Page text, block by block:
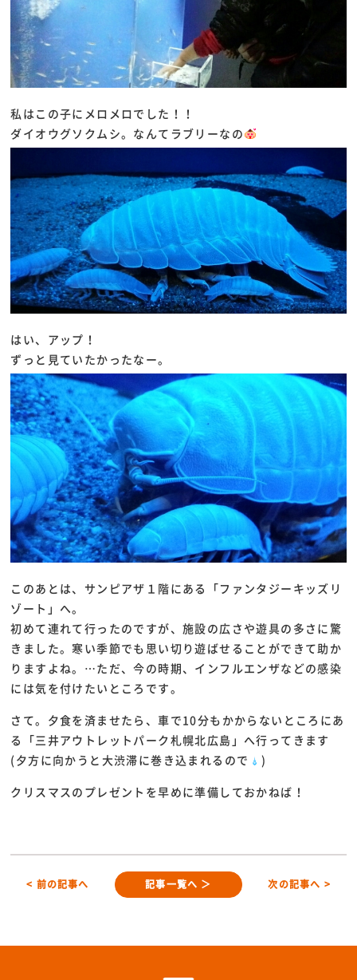
私はこの子にメロメロでした！！
ダイオウグソクムシ。なんてラブリーなの
はい、アップ！
ずっと見ていたかったなー。
このあとは、サンピアザ１階にある「ファンタジーキッズリ
ゾート」へ。
初めて連れて行ったのですが、施設の広さや遊具の多さに驚
きました。寒い季節でも思い切り遊ばせることができて助か
りますよね。…ただ、今の時期、インフルエンザなどの感染
には気を付けたいところです。
さて。夕食を済ませたら、車で10分もかからないところにあ
る「三井アウトレットパーク札幌北広島」へ行ってきます
(夕方に向かうと大渋滞に巻き込まれるので
)
クリスマスのプレゼントを早めに準備しておかねば！
< 前の記事へ 記事一覧へ ＞ 次の記事へ >